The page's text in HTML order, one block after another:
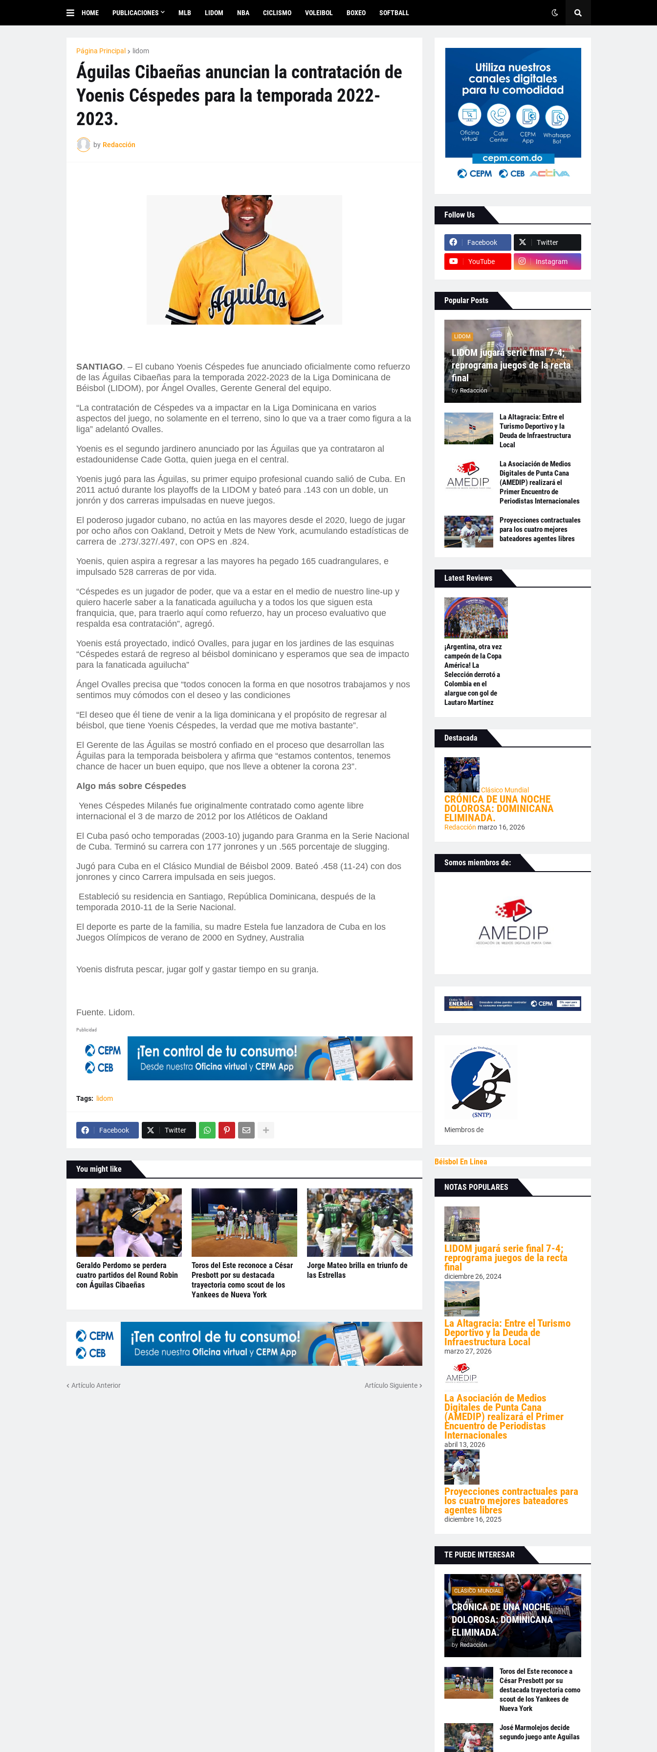
HOME PUBLICACIONES MLB LIDOM NBA CICLISMO VOLEIBOL BOXEO SOFTBALL
Página Principal lidom
Águilas Cibaeñas anuncian la contratación de
Yoenis Céspedes para la temporada 2022-
2023.
by Redacción
SANTIAGO. – El cubano Yoenis Céspedes fue anunciado oficialmente como refuerzo
de las Águilas Cibaeñas para la temporada 2022-2023 de la Liga Dominicana de
Béisbol (LIDOM), por Ángel Ovalles, Gerente General del equipo.
“La contratación de Céspedes va a impactar en la Liga Dominicana en varios
aspectos del juego, no solamente en el terreno, sino lo que va a traer como figura a la
liga” adelantó Ovalles.
Yoenis es el segundo jardinero anunciado por las Águilas que ya contrataron al
estadounidense Cade Gotta, quien juega en el central.
Yoenis jugó para las Águilas, su primer equipo profesional cuando salió de Cuba. En
2011 actuó durante los playoffs de la LIDOM y bateó para .143 con un doble, un
jonrón y dos carreras impulsadas en nueve juegos.
El poderoso jugador cubano, no actúa en las mayores desde el 2020, luego de jugar
por ocho años con Oakland, Detroit y Mets de New York, acumulando estadísticas de
carrera de .273/.327/.497, con OPS en .824.
Yoenis, quien aspira a regresar a las mayores ha pegado 165 cuadrangulares, e
impulsado 528 carreras de por vida.
“Céspedes es un jugador de poder, que va a estar en el medio de nuestro line-up y
quiero hacerle saber a la fanaticada aguilucha y a todos los que siguen esta
franquicia, que, para traerlo aquí como refuerzo, hay un proceso evaluativo que
respalda esa contratación”, agregó.
Yoenis está proyectado, indicó Ovalles, para jugar en los jardines de las esquinas
“Céspedes estará de regreso al béisbol dominicano y esperamos que sea de impacto
para la fanaticada aguilucha”
Ángel Ovalles precisa que “todos conocen la forma en que nosotros trabajamos y nos
sentimos muy cómodos con el deseo y las condiciones
“El deseo que él tiene de venir a la liga dominicana y el propósito de regresar al
béisbol, que tiene Yoenis Céspedes, la verdad que me motiva bastante”.
El Gerente de las Águilas se mostró confiado en el proceso que desarrollan las
Águilas para la temporada beisbolera y afirma que “estamos contentos, tenemos
chance de hacer un buen equipo, que nos lleve a obtener la corona 23”.
Algo más sobre Céspedes
Yenes Céspedes Milanés fue originalmente contratado como agente libre
internacional el 3 de marzo de 2012 por los Atléticos de Oakland
El Cuba pasó ocho temporadas (2003-10) jugando para Granma en la Serie Nacional
de Cuba. Terminó su carrera con 177 jonrones y un .565 porcentaje de slugging.
Jugó para Cuba en el Clásico Mundial de Béisbol 2009. Bateó .458 (11-24) con dos
jonrones y cinco Carrera impulsada en seis juegos.
Estableció su residencia en Santiago, República Dominicana, después de la
temporada 2010-11 de la Serie Nacional.
El deporte es parte de la familia, su madre Estela fue lanzadora de Cuba en los
Juegos Olímpicos de verano de 2000 en Sydney, Australia
Yoenis disfruta pescar, jugar golf y gastar tiempo en su granja.
Fuente. Lidom.
Publicidad
Tags: lidom
Facebook Twitter
You might like
Geraldo Perdomo se perdera
cuatro partidos del Round Robin
con Águilas Cibaeñas
Toros del Este reconoce a César
Presbott por su destacada
trayectoria como scout de los
Yankees de Nueva York
Jorge Mateo brilla en triunfo de
las Estrellas
Artículo Anterior Artículo Siguiente
Follow Us
Facebook Twitter
YouTube Instagram
Popular Posts
LIDOM
LIDOM jugará serie final 7-4;
reprograma juegos de la recta
final
by Redacción
La Altagracia: Entre el
Turismo Deportivo y la
Deuda de Infraestructura
Local
La Asociación de Medios
Digitales de Punta Cana
(AMEDIP) realizará el
Primer Encuentro de
Periodistas Internacionales
Proyecciones contractuales
para los cuatro mejores
bateadores agentes libres
Latest Reviews
¡Argentina, otra vez
campeón de la Copa
América! La
Selección derrotó a
Colombia en el
alargue con gol de
Lautaro Martínez
Destacada
Clásico Mundial
CRÓNICA DE UNA NOCHE
DOLOROSA: DOMINICANA
ELIMINADA.
Redacción marzo 16, 2026
Somos miembros de:
Miembros de
Béisbol En Linea
NOTAS POPULARES
LIDOM jugará serie final 7-4;
reprograma juegos de la recta
final
diciembre 26, 2024
La Altagracia: Entre el Turismo
Deportivo y la Deuda de
Infraestructura Local
marzo 27, 2026
La Asociación de Medios
Digitales de Punta Cana
(AMEDIP) realizará el Primer
Encuentro de Periodistas
Internacionales
abril 13, 2026
Proyecciones contractuales para
los cuatro mejores bateadores
agentes libres
diciembre 16, 2025
TE PUEDE INTERESAR
CLÁSICO MUNDIAL
CRÓNICA DE UNA NOCHE
DOLOROSA: DOMINICANA
ELIMINADA.
by Redacción
Toros del Este reconoce a
César Presbott por su
destacada trayectoria como
scout de los Yankees de
Nueva York
José Marmolejos decide
segundo juego ante Aguilas